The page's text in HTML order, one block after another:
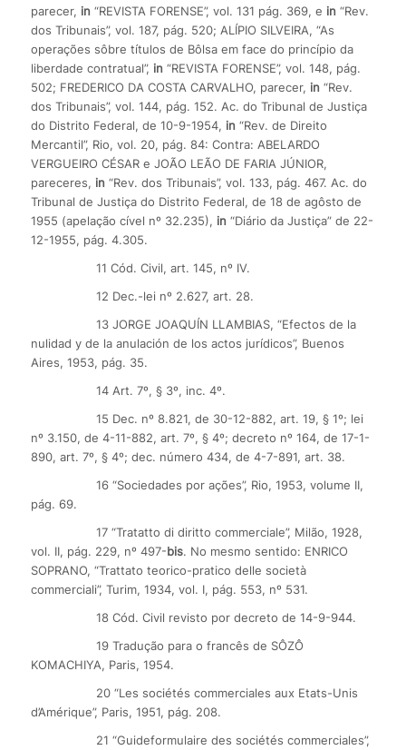
parecer, in “REVISTA FORENSE”, vol. 131 pág. 369, e in “Rev.
dos Tribunais”, vol. 187, pág. 520; ALÍPIO SILVEIRA, “As
operações sôbre títulos de Bôlsa em face do princípio da
liberdade contratual”, in “REVISTA FORENSE”, vol. 148, pág.
502; FREDERICO DA COSTA CARVALHO, parecer, in “Rev.
dos Tribunais”, vol. 144, pág. 152. Ac. do Tribunal de Justiça
do Distrito Federal, de 10-9-1954, in “Rev. de Direito
Mercantil”, Rio, vol. 20, pág. 84: Contra: ABELARDO
VERGUEIRO CÉSAR e JOÃO LEÃO DE FARIA JÚNIOR,
pareceres, in “Rev. dos Tribunais”, vol. 133, pág. 467. Ac. do
Tribunal de Justiça do Distrito Federal, de 18 de agôsto de
1955 (apelação cível nº 32.235), in “Diário da Justiça” de 22-
12-1955, pág. 4.305.
11 Cód. Civil, art. 145, nº IV.
12 Dec.-lei nº 2.627, art. 28.
13 JORGE JOAQUÍN LLAMBIAS, “Efectos de la
nulidad y de la anulación de los actos jurídicos”, Buenos
Aires, 1953, pág. 35.
14 Art. 7º, § 3º, inc. 4º.
15 Dec. nº 8.821, de 30-12-882, art. 19, § 1º; lei
nº 3.150, de 4-11-882, art. 7º, § 4º; decreto nº 164, de 17-1-
890, art. 7º, § 4º; dec. número 434, de 4-7-891, art. 38.
16 “Sociedades por ações”, Rio, 1953, volume II,
pág. 69.
17 “Tratatto di diritto commerciale”, Milão, 1928,
vol. II, pág. 229, nº 497-bis. No mesmo sentido: ENRICO
SOPRANO, “Trattato teorico-pratico delle società
commerciali”, Turim, 1934, vol. I, pág. 553, nº 531.
18 Cód. Civil revisto por decreto de 14-9-944.
19 Tradução para o francês de SÔZÔ
KOMACHIYA, Paris, 1954.
20 “Les sociétés commerciales aux Etats-Unis
d’Amérique”, Paris, 1951, pág. 208.
21 “Guideformulaire des sociétés commerciales”,